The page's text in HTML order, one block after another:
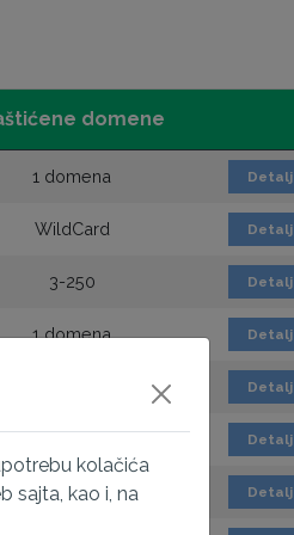
domene
1 domena Detalj
WildCard Detalj
3-250 Detalj
1 domena Detalj
Detalj
2-250 Detalj
1 domena Detalj
kolačića
sajta, kao i, na